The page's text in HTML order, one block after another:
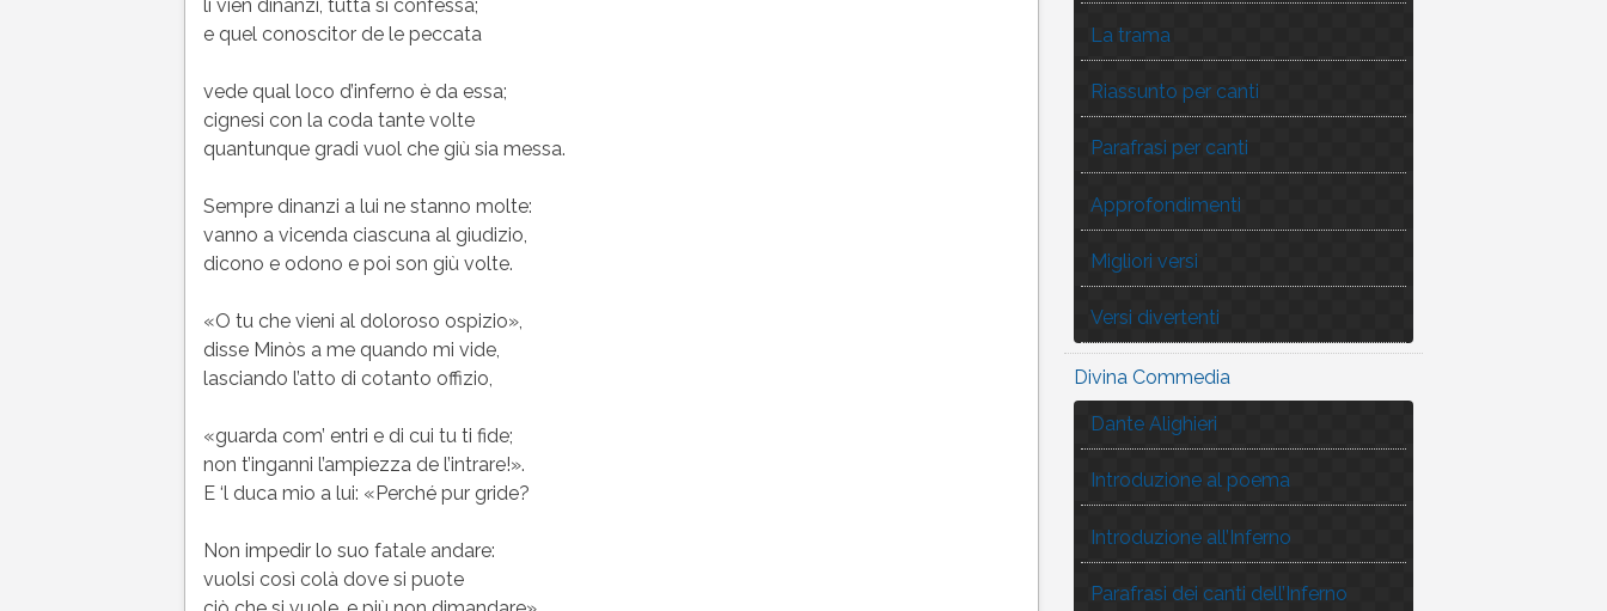
li vien dinanzi, tutta si confessa;
e quel conoscitor de le peccata
vede qual loco d’inferno è da essa;
cignesi con la coda tante volte
quantunque gradi vuol che giù sia messa.
Sempre dinanzi a lui ne stanno molte:
vanno a vicenda ciascuna al giudizio,
dicono e odono e poi son giù volte.
«O tu che vieni al doloroso ospizio»,
disse Minòs a me quando mi vide,
lasciando l’atto di cotanto offizio,
«guarda com’ entri e di cui tu ti fide;
non t’inganni l’ampiezza de l’intrare!».
E ‘l duca mio a lui: «Perché pur gride?
Non impedir lo suo fatale andare:
vuolsi così colà dove si puote
La trama
Riassunto per canti
Parafrasi per canti
Approfondimenti
Migliori versi
Versi divertenti
Divina Commedia
Dante Alighieri
Introduzione al poema
Introduzione all’Inferno
Parafrasi dei canti dell’Inferno